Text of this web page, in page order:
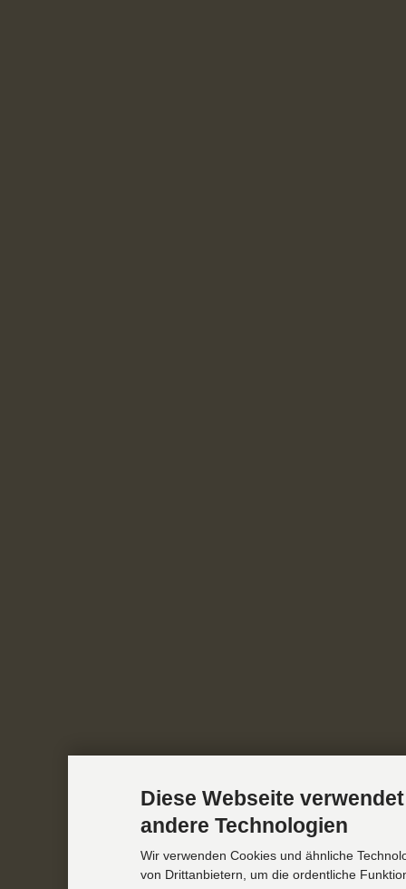
Diese Webseite
andere Technologien
Wir verwenden Cookies und ähnliche
von Drittanbietern, um die ordentliche